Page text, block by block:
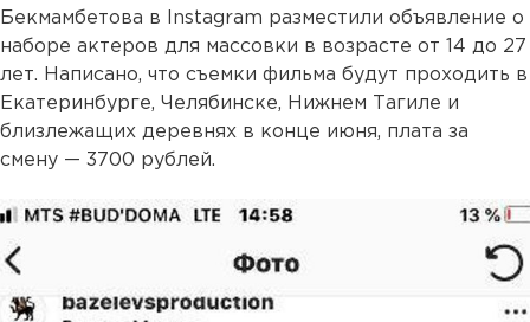
Бекмамбетова в Instagram разместили объявление о
наборе актеров для массовки в возрасте от 14 до 27
лет. Написано, что съемки фильма будут проходить в
Екатеринбурге, Челябинске, Нижнем Тагиле и
близлежащих деревнях в конце июня, плата за
смену — 3700 рублей.